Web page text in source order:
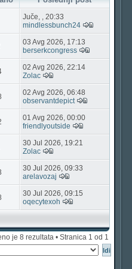
Juče, , 20:33
mindlessbunch24
03 Avg 2026, 17:13
berserkcongress
02 Avg 2026, 22:14
Zolac
02 Avg 2026, 06:48
observantdepict
01 Avg 2026, 00:00
friendlyoutside
30 Jul 2026, 19:21
Zolac
30 Jul 2026, 09:33
arelavozaj
30 Jul 2026, 09:15
oqecytexoh
je 8 rezultata • Stranica 1 od 1